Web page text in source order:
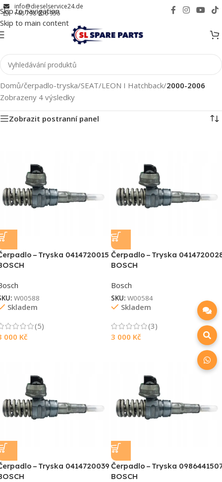
Skip to navigation
Skip to main content
info@dieselservice24.de
+48 798 956 956
Domů/čerpadlo-tryska/SEAT/LEON I Hatchback/2000-2006
Zobrazeny 4 výsledky
Zobrazit postranní panel
– Tryska 0414720015
W00588
Skladem
(5)
000 Kč
Čerpadlo – Tryska
BOSCH
Bosch
SKU: W00584
Skladem
(3)
3 000 Kč
– Tryska 0414720039 Čerpadlo – Tryska
BOSCH